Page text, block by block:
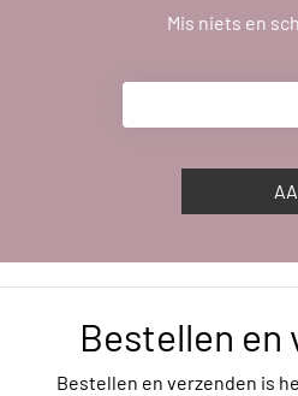
Mis niets en
Bestellen en
Bestellen en verzenden is